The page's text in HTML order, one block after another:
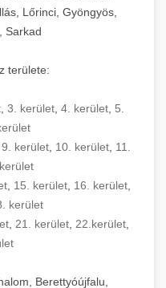
Lőrinci, Gyöngyös,
Sarkad
területe:
3. kerület 4. kerület 5.
9. kerület, 10. kerület, 11.
15. kerület 16. kerület
kerület
21. kerület 22.kerület
Berettyóújfalu,